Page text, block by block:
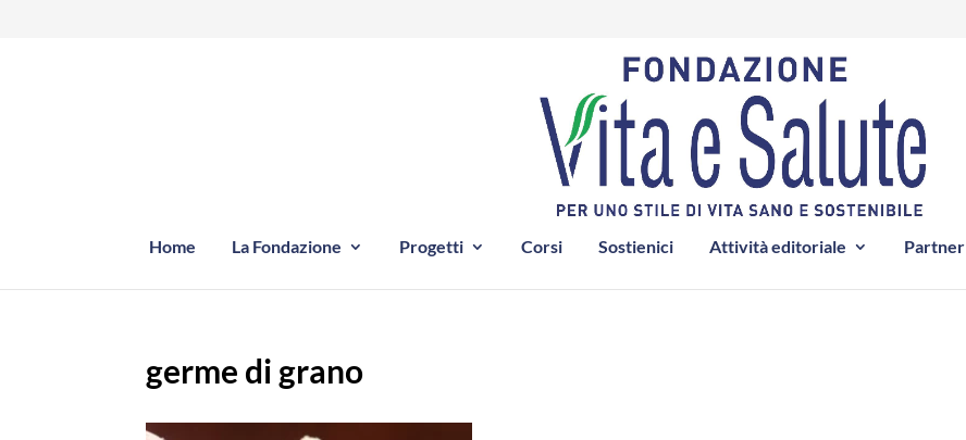
Home La Fondazione Progetti Corsi Sostienici Attività editoriale Partner
germe di grano